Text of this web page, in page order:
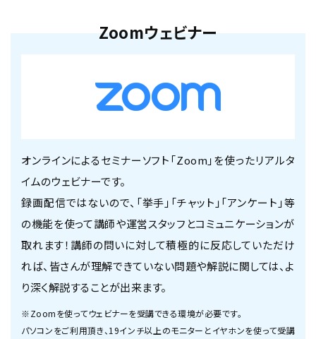
Zoomウェビナー
オンラインによるセミナーソフト「Zoom」を使ったリアルタ
イムのウェビナーです。
録画配信ではないので、「挙手」「チャット」「アンケート」等
の機能を使って講師や運営スタッフとコミュニケーションが
取れます！講師の問いに対して積極的に反応していただけ
れば、皆さんが理解できていない問題や解説に関しては、よ
り深く解説することが出来ます。
※Zoomを使ってウェビナーを受講できる環境が必要です。
パソコンをご利用頂き、19インチ以上のモニターとイヤホンを使って受講